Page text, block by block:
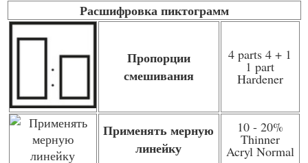
Расшифровка пиктограмм
Пропорции
смешивания
4 parts 4 + 1
1 part
Hardener
Применять мерную
линейку
10 - 20%
Thinner
Acryl Normal